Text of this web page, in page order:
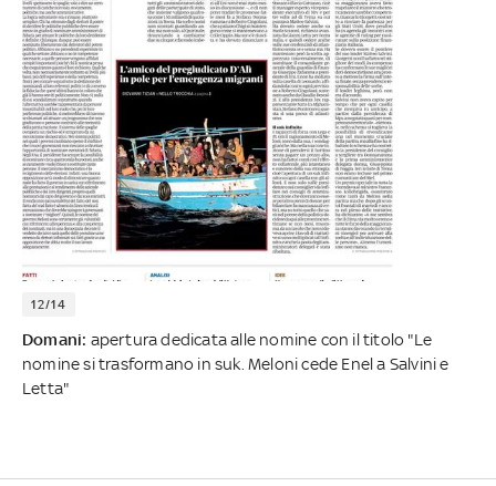
12/14
Domani: apertura dedicata alle nomine con il titolo "Le
nomine si trasformano in suk. Meloni cede Enel a Salvini e
Letta"